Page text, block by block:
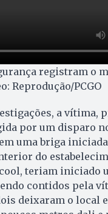
registram o
Reprodução/PCGO
a vítima,
por um disparo
uma briga
do
teriam iniciado
contidos pela
deixaram o local